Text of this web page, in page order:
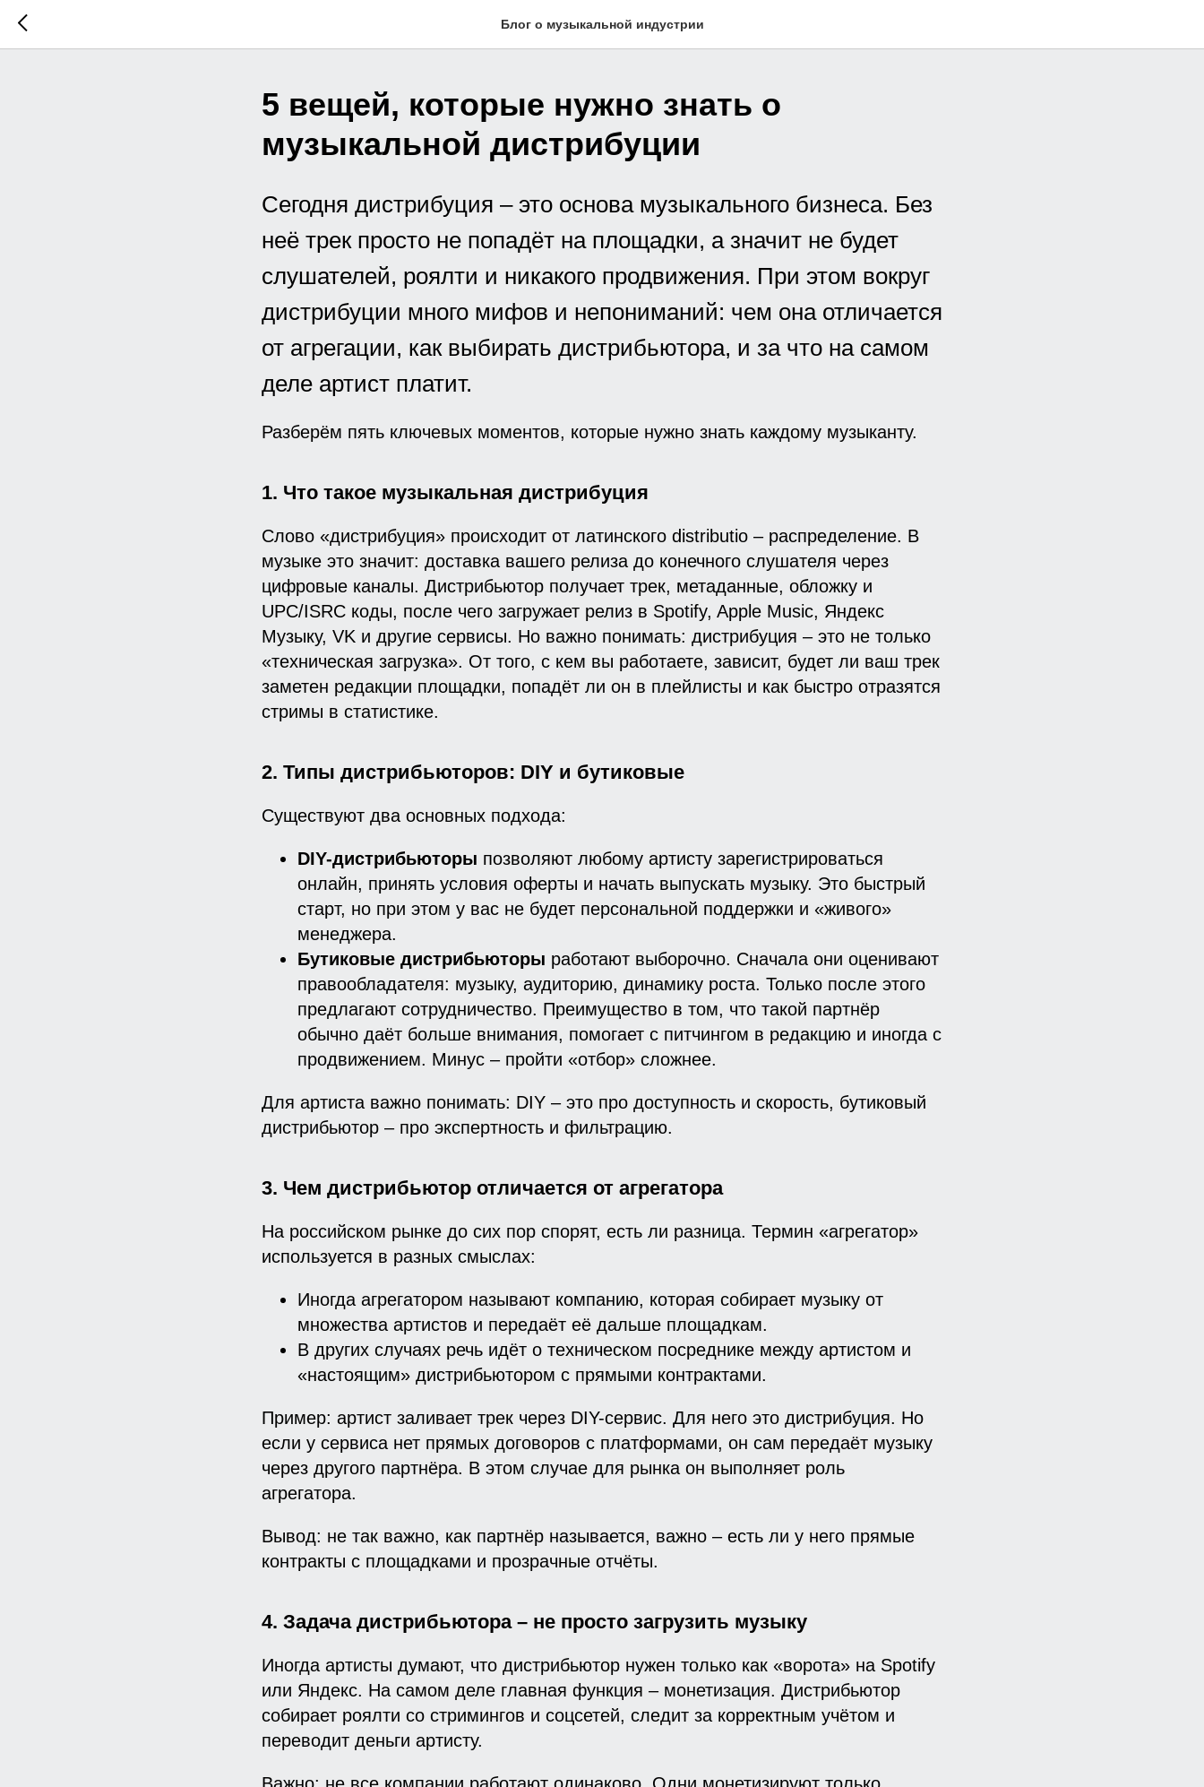
Блог о музыкальной индустрии
5 вещей, которые нужно знать о
музыкальной дистрибуции
Сегодня дистрибуция – это основа музыкального бизнеса. Без
неё трек просто не попадёт на площадки, а значит не будет
слушателей, роялти и никакого продвижения. При этом вокруг
дистрибуции много мифов и непониманий: чем она отличается
от агрегации, как выбирать дистрибьютора, и за что на самом
деле артист платит.
Разберём пять ключевых моментов, которые нужно знать каждому музыканту.
1. Что такое музыкальная дистрибуция
Слово «дистрибуция» происходит от латинского distributio – распределение. В
музыке это значит: доставка вашего релиза до конечного слушателя через
цифровые каналы. Дистрибьютор получает трек, метаданные, обложку и
UPC/ISRC коды, после чего загружает релиз в Spotify, Apple Music, Яндекс
Музыку, VK и другие сервисы. Но важно понимать: дистрибуция – это не только
«техническая загрузка». От того, с кем вы работаете, зависит, будет ли ваш трек
заметен редакции площадки, попадёт ли он в плейлисты и как быстро отразятся
стримы в статистике.
2. Типы дистрибьюторов: DIY и бутиковые
Существуют два основных подхода:
DIY-дистрибьюторы позволяют любому артисту зарегистрироваться
онлайн, принять условия оферты и начать выпускать музыку. Это быстрый
старт, но при этом у вас не будет персональной поддержки и «живого»
менеджера.
Бутиковые дистрибьюторы работают выборочно. Сначала они оценивают
правообладателя: музыку, аудиторию, динамику роста. Только после этого
предлагают сотрудничество. Преимущество в том, что такой партнёр
обычно даёт больше внимания, помогает с питчингом в редакцию и иногда с
продвижением. Минус – пройти «отбор» сложнее.
Для артиста важно понимать: DIY – это про доступность и скорость, бутиковый
дистрибьютор – про экспертность и фильтрацию.
3. Чем дистрибьютор отличается от агрегатора
На российском рынке до сих пор спорят, есть ли разница. Термин «агрегатор»
используется в разных смыслах:
Иногда агрегатором называют компанию, которая собирает музыку от
множества артистов и передаёт её дальше площадкам.
В других случаях речь идёт о техническом посреднике между артистом и
«настоящим» дистрибьютором с прямыми контрактами.
Пример: артист заливает трек через DIY-сервис. Для него это дистрибуция. Но
если у сервиса нет прямых договоров с платформами, он сам передаёт музыку
через другого партнёра. В этом случае для рынка он выполняет роль
агрегатора.
Вывод: не так важно, как партнёр называется, важно – есть ли у него прямые
контракты с площадками и прозрачные отчёты.
4. Задача дистрибьютора – не просто загрузить музыку
Иногда артисты думают, что дистрибьютор нужен только как «ворота» на Spotify
или Яндекс. На самом деле главная функция – монетизация. Дистрибьютор
собирает роялти со стримингов и соцсетей, следит за корректным учётом и
переводит деньги артисту.